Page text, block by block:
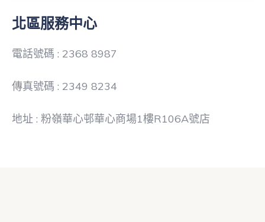
北區服務中心
電話號碼 : 2368 8987
傳真號碼 : 2349 8234
地址 : 粉嶺華心邨華心商場1樓R106A號店